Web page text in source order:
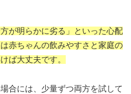
方が明らかに劣る」といった心配
赤ちゃんの飲みやすさと家庭の
ば大丈夫です。
合には、少量ずつ両方を試して